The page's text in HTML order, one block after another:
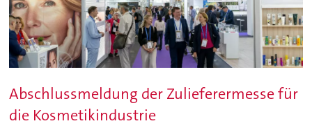
Abschlussmeldung der Zulieferermesse für
die Kosmetikindustrie